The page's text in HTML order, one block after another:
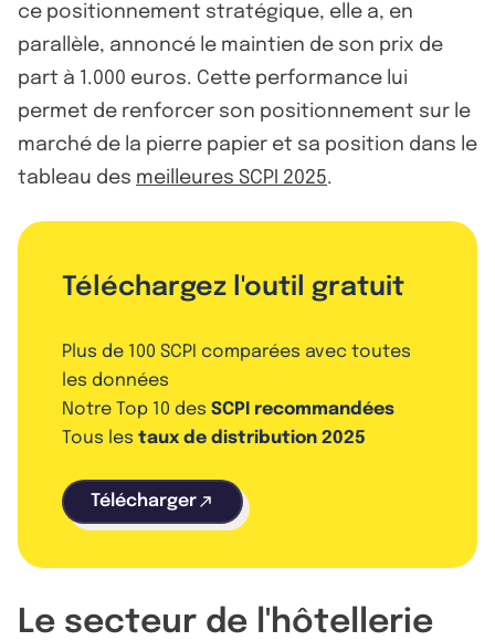
ce positionnement stratégique, elle a, en
parallèle, annoncé le maintien de son prix de
part à 1.000 euros. Cette performance lui
permet de renforcer son positionnement sur le
marché de la pierre papier et sa position dans le
tableau des meilleures SCPI 2025.
Téléchargez l'outil gratuit
Plus de 100 SCPI comparées avec toutes
les données
Notre Top 10 des SCPI recommandées
Tous les taux de distribution 2025
Télécharger
Le secteur de l'hôtellerie